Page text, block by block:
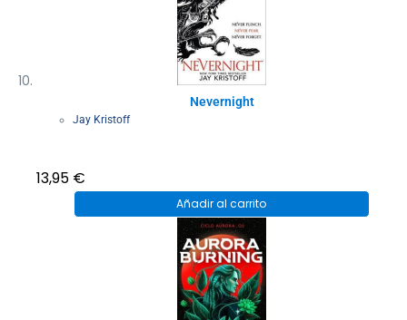
Nevernight
Jay Kristoff
13,95 €
Añadir al carrito